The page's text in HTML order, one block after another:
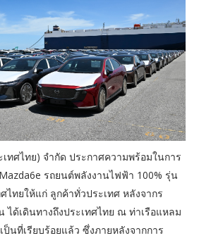
ทศไทย) จำกัด ประกาศความพร้อมในการ
รถยนต์พลังงานไฟฟ้า 100% รุ่น
ไทยให้แก่ ลูกค้าทั่วประเทศ หลังจากร
ได้เดินทางถึงประเทศไทย ณ ท่าเรือแหลม
นที่เรียบร้อยแล้ว ซึ่งภายหลังจากการ